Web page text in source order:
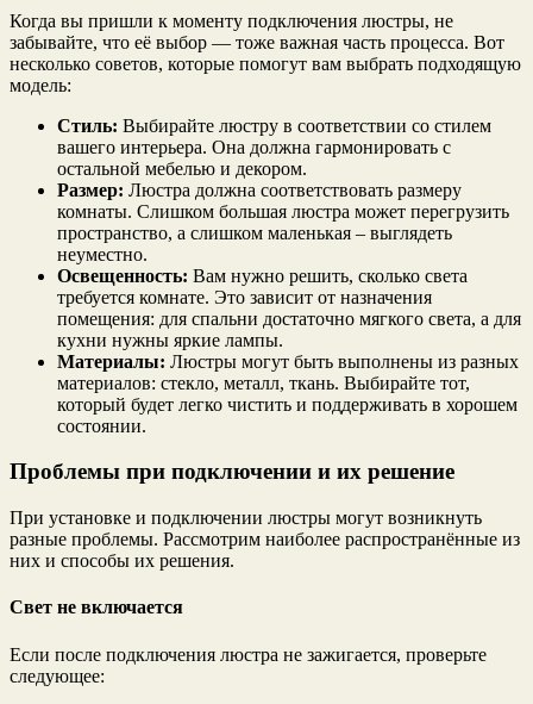
Когда вы пришли к моменту подключения люстры, не
забывайте, что её выбор — тоже важная часть процесса. Вот
несколько советов, которые помогут вам выбрать подходящую
модель:
Стиль: Выбирайте люстру в соответствии со стилем
вашего интерьера. Она должна гармонировать с
остальной мебелью и декором.
Размер: Люстра должна соответствовать размеру
комнаты. Слишком большая люстра может перегрузить
пространство, а слишком маленькая – выглядеть
неуместно.
Освещенность: Вам нужно решить, сколько света
требуется комнате. Это зависит от назначения
помещения: для спальни достаточно мягкого света, а для
кухни нужны яркие лампы.
Материалы: Люстры могут быть выполнены из разных
материалов: стекло, металл, ткань. Выбирайте тот,
который будет легко чистить и поддерживать в хорошем
состоянии.
Проблемы при подключении и их решение
При установке и подключении люстры могут возникнуть
разные проблемы. Рассмотрим наиболее распространённые из
них и способы их решения.
Свет не включается
Если после подключения люстра не зажигается, проверьте
следующее: